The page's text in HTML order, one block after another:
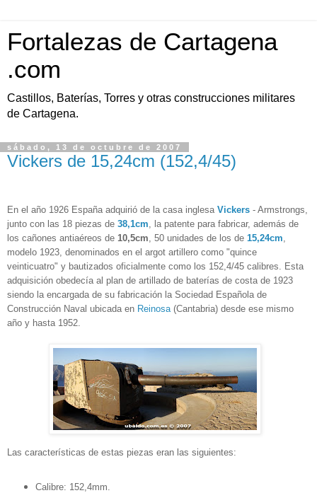
Fortalezas de Cartagena
.com
Castillos, Baterías, Torres y otras construcciones militares
de Cartagena.
sábado, 13 de octubre de 2007
Vickers de 15,24cm (152,4/45)
En el año 1926 España adquirió de la casa inglesa Vickers - Armstrongs,
junto con las 18 piezas de 38,1cm , la patente para fabricar, además de
los cañones antiaéreos de 10,5cm , 50 unidades de los de 15,24cm
modelo 1923, denominados en el argot artillero como "quince
veinticuatro" y bautizados oficialmente como los 152,4/45 calibres. Esta
adquisición obedecía al plan de artillado de baterías de costa de 1923
siendo la encargada de su fabricación la Sociedad Española de
Construcción Naval ubicada en Reinosa (Cantabria) desde ese mismo
año y hasta 1952.
Las características de estas piezas eran las siguientes:
Calibre: 152,4mm.